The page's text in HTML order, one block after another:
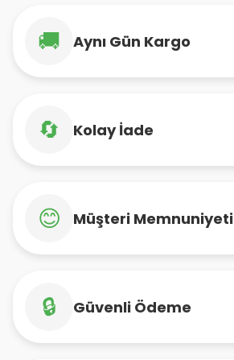
🚚 Aynı Gün Kargo
🔄 Kolay İade
😊 Müşteri Memnuniyeti
🔒 Güvenli Ödeme